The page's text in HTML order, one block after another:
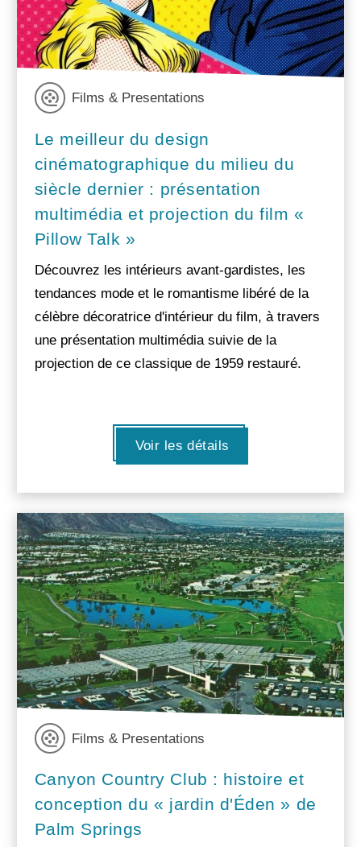
Films & Presentations
Le meilleur du design
cinématographique du milieu du
siècle dernier : présentation
multimédia et projection du film «
Pillow Talk »
Découvrez les intérieurs avant-gardistes, les
tendances mode et le romantisme libéré de la
célèbre décoratrice d'intérieur du film, à travers
une présentation multimédia suivie de la
projection de ce classique de 1959 restauré.
Voir les détails
Films & Presentations
Canyon Country Club : histoire et
conception du « jardin d'Éden » de
Palm Springs